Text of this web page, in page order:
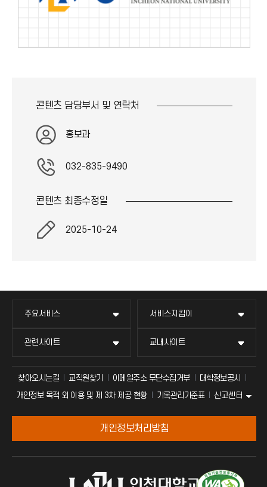
콘텐츠 담당부서 및 연락처
홍보과
032-835-9490
콘텐츠 최종수정일
2025-10-24
주요서비스 서비스지킴이
관련사이트 교내사이트
찾아오시는길 교직원찾기 이메일주소 무단수집거부
대학정보공시
개인정보 목적 외 이용 및 제 3차 제공 현황
기록관리기준표 신고센터
개인정보처리방침